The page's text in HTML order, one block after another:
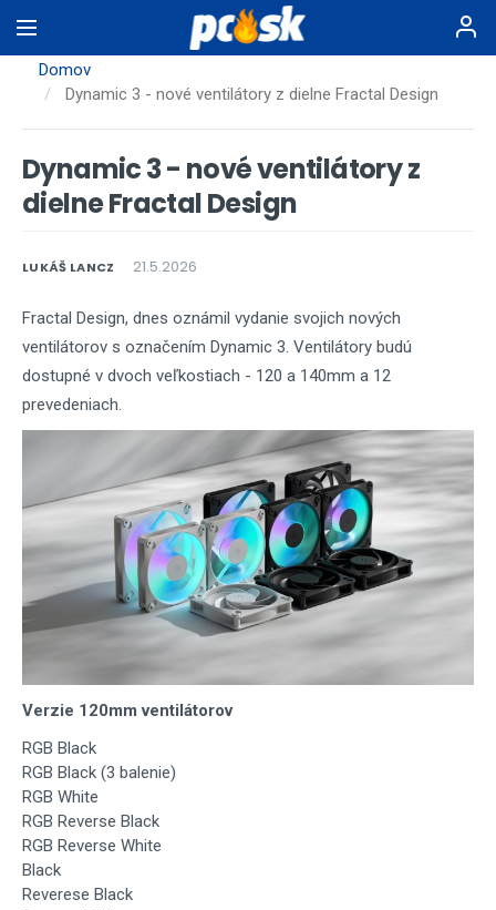
na
hlavnýDomov
Dynamic 3 - nové ventilátory z dielne Fractal Design
Dynamic 3 - nové ventilátory z
dielne Fractal Design
LUKÁŠ LANCZ 21.5.2026
Fractal Design, dnes oznámil vydanie svojich nových
ventilátorov s označením Dynamic 3. Ventilátory budú
dostupné v dvoch veľkostiach - 120 a 140mm a 12
prevedeniach.
Verzie 120mm ventilátorov
RGB Black
RGB Black (3 balenie)
RGB White
RGB Reverse Black
RGB Reverse White
Black
Reverese Black